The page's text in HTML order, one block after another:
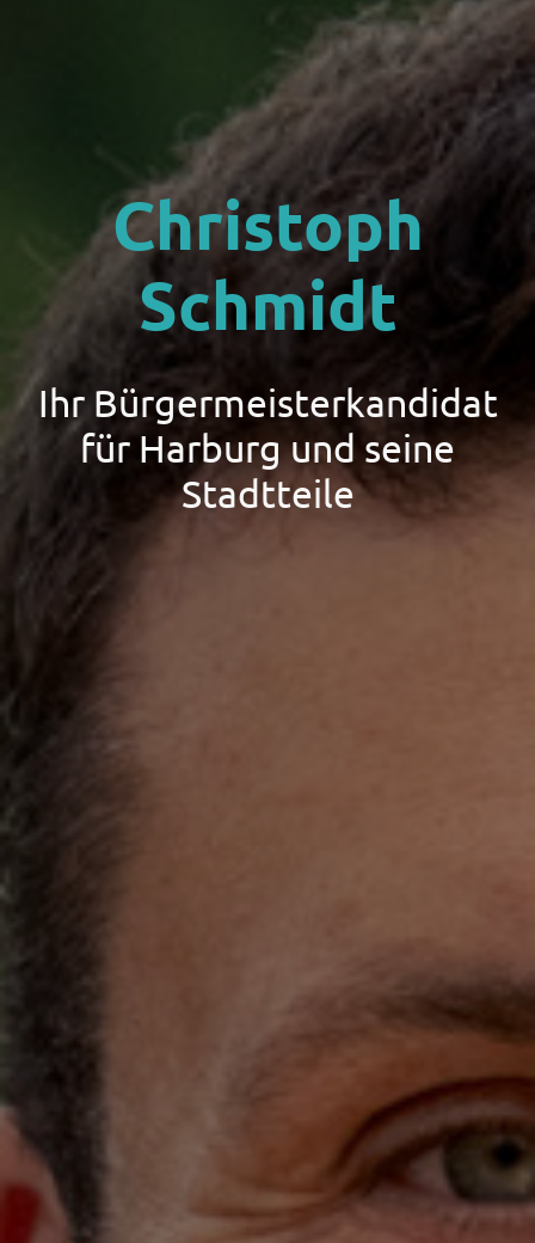
Christoph
Schmidt
Ihr Bürgermeisterkandidat
für Harburg und seine
Stadtteile